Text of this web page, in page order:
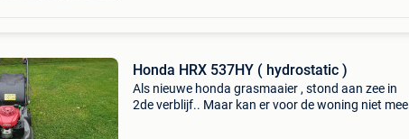
Honda HRX 537HY ( hydrostatic )
Als nieuwe honda grasmaaier , stond aan zee in
2de verblijf.. Maar kan er voor de woning niet mee